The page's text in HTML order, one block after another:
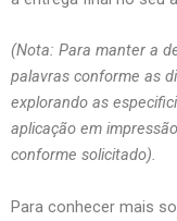
(Nota: Para manter a
palavras conforme as
explorando as
aplicação em
conforme solicitado).
Para conhecer mais